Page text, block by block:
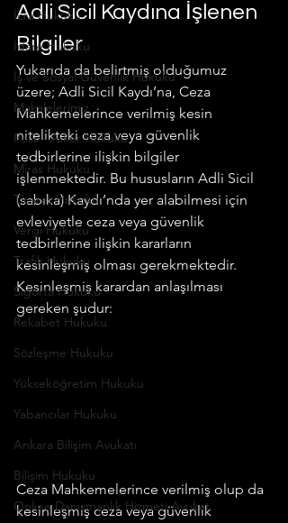
İcra Hukuku
İdare Hukuku
İş ve Sosyal Güvenlik Hukuku
Makalelerimiz
Polis - Asker Hukuku
Miras Hukuku
Ticaret Hukuku
Vergi Hukuku
Trafik Hukuku
Sigorta Hukuku
Rekabet Hukuku
Sözleşme Hukuku
Yükseköğretim Hukuku
Yabancılar Hukuku
Ankara Bilişim Avukatı
Bilişim Hukuku
Online Danışmanlık Hizmeti Avukat
Adli Sicil Kaydına İşlenen
Bilgiler
Yukarıda da belirtmiş olduğumuz
üzere; Adli Sicil Kaydı’na, Ceza
Mahkemelerince verilmiş kesin
nitelikteki ceza veya güvenlik
tedbirlerine ilişkin bilgiler
işlenmektedir. Bu hususların Adli Sicil
(sabıka) Kaydı’nda yer alabilmesi için
evleviyetle ceza veya güvenlik
tedbirlerine ilişkin kararların
kesinleşmiş olması gerekmektedir.
Kesinleşmiş karardan anlaşılması
gereken şudur:
Ceza Mahkemelerince verilmiş olup da
kesinleşmiş ceza veya güvenlik